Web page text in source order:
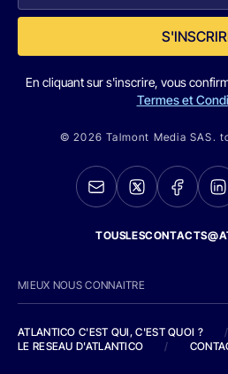
En cliquant sur s'inscrire, vous
Termes et
© 2026 Talmont Media SAS.
MIEUX NOUS CONNAITRE
ATLANTICO C'EST QUI, C'EST QUOI ?
/
LE RESEAU D'ATLANTICO
/